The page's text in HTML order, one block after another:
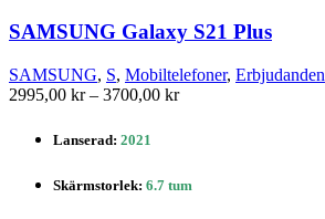
olika
alternativen
kan
väljas
SAMSUNG Galaxy S21 Plus
SAMSUNG, S, Mobiltelefoner, Erbjudanden
2995,00 kr – 3700,00 krPrisintervall:
Lanserad: 2021
Skärmstorlek: 6.7 tum